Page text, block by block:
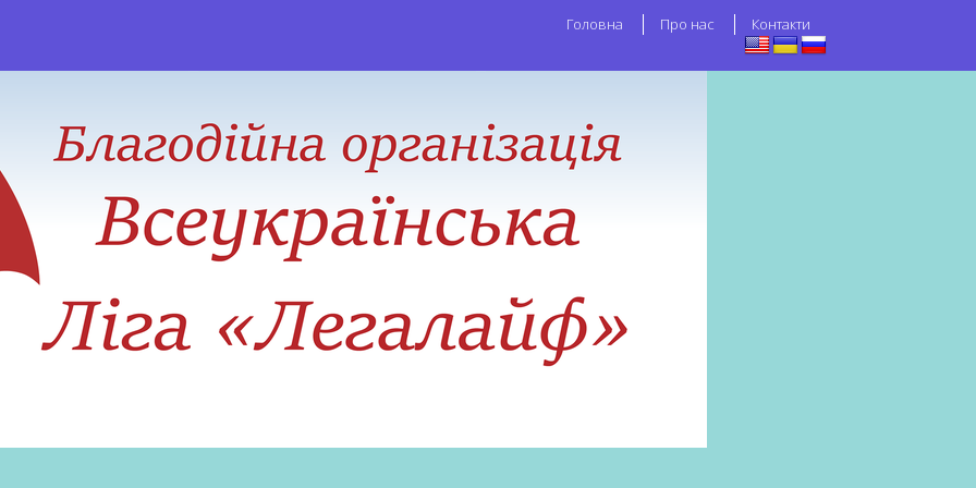
Головна Про нас Контакти